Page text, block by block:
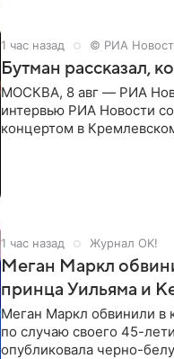
1 час назад © РИА
Бутман рассказал,
МОСКВА, 8 авг — РИА
интервью РИА Новости
концертом в
1 час назад Журнал OK!
Меган Маркл
принца Уильяма и
Меган Маркл обвинили в
по случаю своего 45-
опубликовала черно-